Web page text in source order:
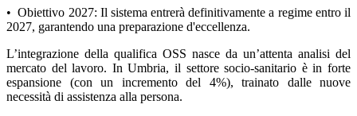
•⁠ ⁠Obiettivo 2027: Il sistema entrerà definitivamente a regime entro il
2027, garantendo una preparazione d'eccellenza.
L’integrazione della qualifica OSS nasce da un’attenta analisi del
mercato del lavoro. In Umbria, il settore socio-sanitario è in forte
espansione (con un incremento del 4%), trainato dalle nuove
necessità di assistenza alla persona.